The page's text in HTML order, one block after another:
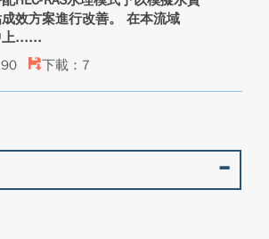
效方案進行改善。 在本流域
...
下載：7